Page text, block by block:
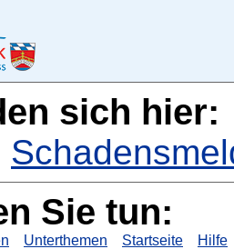
sich hier:
Sie tun:
Unterthemen Startseite Hilfe